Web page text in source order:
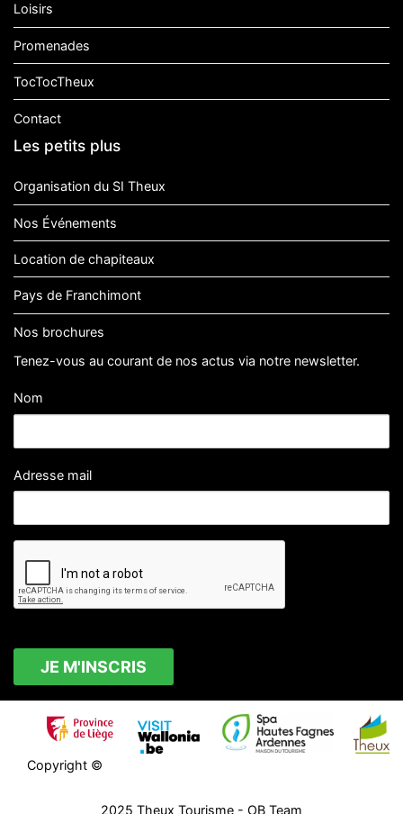
Loisirs
Promenades
TocTocTheux
Contact
Les petits plus
Organisation du SI Theux
Nos Événements
Location de chapiteaux
Pays de Franchimont
Nos brochures
Tenez-vous au courant de nos actus via notre newsletter.
Nom
Adresse mail
Copyright ©
2025 Theux Tourisme - OB Team